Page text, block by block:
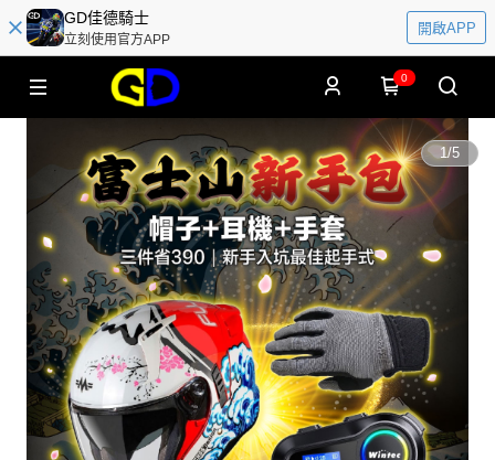
GD佳德騎士
立刻使用官方APP
開啟APP
0
1/5